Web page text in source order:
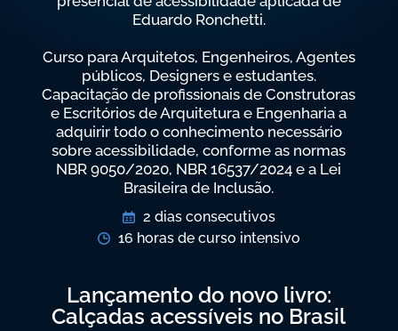
Eduardo Ronchetti.
Curso para Arquitetos, Engenheiros, Agentes
públicos, Designers e estudantes.
Capacitação de profissionais de Construtoras
e Escritórios de Arquitetura e Engenharia a
adquirir todo o conhecimento necessário
sobre acessibilidade, conforme as normas
NBR 9050/2020, NBR 16537/2024 e a Lei
Brasileira de Inclusão.
2 dias consecutivos
16 horas de curso intensivo
Lançamento do novo livro:
Calçadas acessíveis no Brasil